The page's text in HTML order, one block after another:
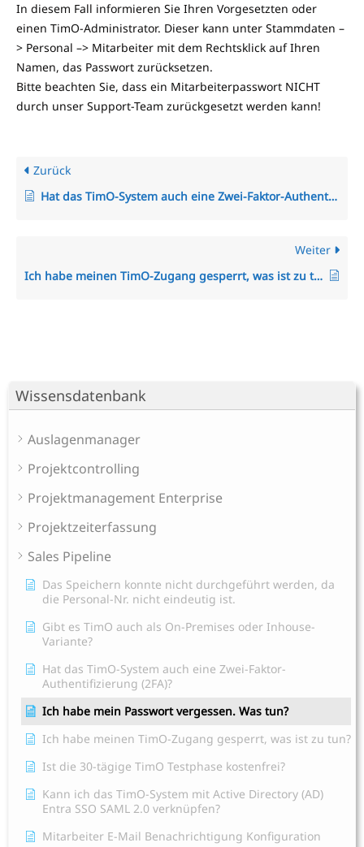
Wissensdatenbank
Auslagenmanager
Projektcontrolling
Projektmanagement Enterprise
Projektzeiterfassung
Sales Pipeline
Das Speichern konnte nicht durchgeführt werden, da
die Personal-Nr. nicht eindeutig ist.
Gibt es TimO auch als On-Premises oder Inhouse-
Variante?
Hat das TimO-System auch eine Zwei-Faktor-
Authentifizierung (2FA)?
Ich habe mein Passwort vergessen. Was tun?
Ich habe meinen TimO-Zugang gesperrt, was ist zu tun?
Ist die 30-tägige TimO Testphase kostenfrei?
Kann ich das TimO-System mit Active Directory (AD)
Entra SSO SAML 2.0 verknüpfen?
Mitarbeiter E-Mail Benachrichtigung Konfiguration
In diesem Fall informieren Sie Ihren Vorgesetzten oder
einen TimO-Administrator. Dieser kann unter Stammdaten –
> Personal –> Mitarbeiter mit dem Rechtsklick auf Ihren
Namen, das Passwort zurücksetzen.
Bitte beachten Sie, dass ein Mitarbeiterpasswort NICHT
durch unser Support-Team zurückgesetzt werden kann!
Zurück
Hat das TimO-System auch eine Zwei-Faktor-Authentifizierung (2FA)?
Weiter
Ich habe meinen TimO-Zugang gesperrt, was ist zu tun?